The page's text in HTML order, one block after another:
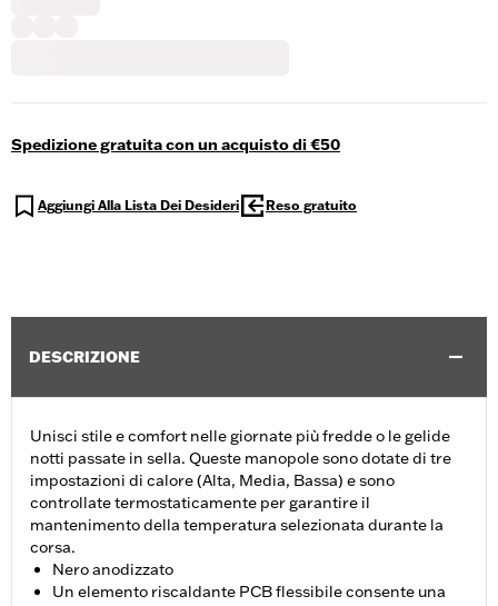
Spedizione gratuita con un acquisto di €50
Aggiungi Alla Lista Dei Desideri Reso gratuito
DESCRIZIONE
Unisci stile e comfort nelle giornate più fredde o le gelide
notti passate in sella. Queste manopole sono dotate di tre
impostazioni di calore (Alta, Media, Bassa) e sono
controllate termostaticamente per garantire il
mantenimento della temperatura selezionata durante la
corsa.
Nero anodizzato
Un elemento riscaldante PCB flessibile consente una